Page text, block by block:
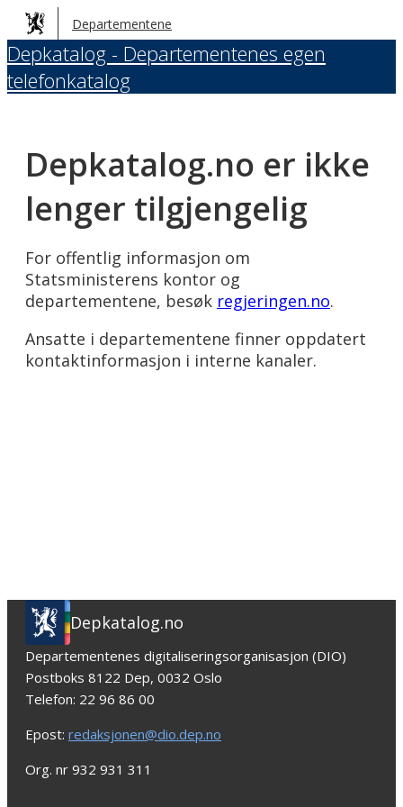
Hopp
til
hovedinnhold
Departementene
Depkatalog - Departementenes egen
telefonkatalog
Depkatalog.no er ikke
lenger tilgjengelig
For offentlig informasjon om
Statsministerens kontor og
departementene, besøk regjeringen.no.
Ansatte i departementene finner oppdatert
kontaktinformasjon i interne kanaler.
Depkatalog.no
Departementenes digitaliseringsorganisasjon (DIO)
Postboks 8122 Dep, 0032 Oslo
Telefon: 22 96 86 00
Epost: redaksjonen@dio.dep.no
Org. nr 932 931 311